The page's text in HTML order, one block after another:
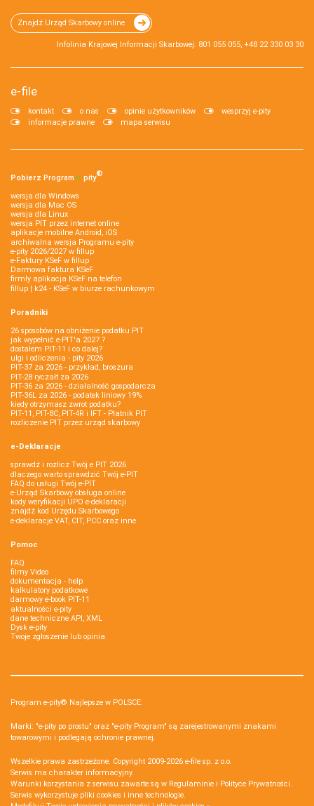
Znajdź Urząd Skarbowy online
Infolinia Krajowej Informacji Skarbowej: 801 055 055, +48 22 330 03 30
e-file
kontakt o nas opinie użytkowników
wesprzyj e-pity
informacje prawne
mapa serwisu
Pobierz Program e‑pity®
wersja dla Windows
wersja dla Mac OS
wersja dla Linux
wersja PIT przez internet online
aplikacje mobilne Android, iOS
archiwalna wersja Programu e-pity
e-pity 2026/2027 w fillup
e‑Faktury KSeF w fillup
Darmowa faktura KSeF
firmly aplikacja KSeF na telefon
fillup | k24 - KSeF w biurze rachunkowym
Poradniki
26 sposobów na obniżenie podatku PIT
jak wypełnić e-PIT'a 2027 ?
dostałem PIT-11 i co dalej?
ulgi i odliczenia - pity 2026
PIT-37 za 2026 - przykład, broszura
PIT-28 ryczałt za 2026
PIT-36 za 2026 - działalność gospodarcza
PIT-36L za 2026 - podatek liniowy 19%
kiedy otrzymasz zwrot podatku?
PIT-11, PIT-8C, PIT-4R i IFT - Płatnik PIT
rozliczenie PIT przez urząd skarbowy
e-Deklaracje
sprawdź i rozlicz Twój e PIT 2026
dlaczego warto sprawdzić Twój e-PIT
FAQ do usługi Twój e-PIT
e-Urząd Skarbowy obsługa online
kody weryfikacji UPO e-deklaracji
znajdź kod Urzędu Skarbowego
e-deklaracje VAT, CIT, PCC oraz inne
Pomoc
FAQ
filmy Video
dokumentacja - help
kalkulatory podatkowe
darmowy e-book PIT-11
aktualności e-pity
dane techniczne API, XML
Dysk e-pity
Twoje zgłoszenie lub opinia
Program e-pity® Najlepsze w POLSCE.
Marki: "e-pity po prostu" oraz "e-pity Program" są zarejestrowanymi znakami
towarowymi i podlegają ochronie prawnej.
Wszelkie prawa zastrzeżone. Copyright 2009-2026 e-file sp. z o.o.
Serwis ma charakter informacyjny.
Warunki korzystania z serwisu zawarte są w Regulaminie i Polityce Prywatności.
Serwis wykorzystuje pliki cookies i inne technologie.